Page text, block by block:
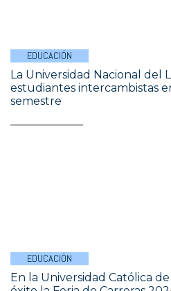
EDUCACIÓN
La Universidad Nacional del
estudiantes intercambistas
semestre
EDUCACIÓN
En la Universidad Católica